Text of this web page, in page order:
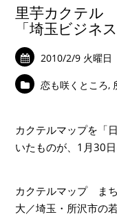
里芋カクテル
「埼玉ビジネ
2010/2/9 火曜日
恋も咲くところ,
カクテルマップを「
いたものが、1月30
カクテルマップ ま
大／埼玉・所沢市の